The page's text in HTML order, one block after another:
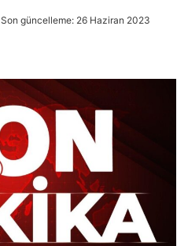
Son güncelleme: 26 Haziran 2023